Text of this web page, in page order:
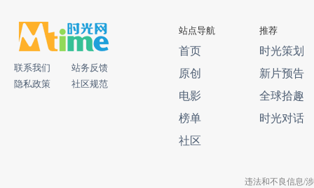
联系我们
站务反馈
隐私政策
社区规范
站点导航
首页
原创
电影
榜单
社区
推荐
时光策划
新片预告
全球拾趣
时光对话
违法和不良信息/